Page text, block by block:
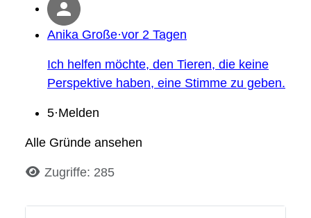
Anika Große·vor 2 Tagen
Ich helfen möchte, den Tieren, die keine
Perspektive haben, eine Stimme zu geben.
5·Melden
Alle Gründe ansehen
DetailsZugriffe: 285